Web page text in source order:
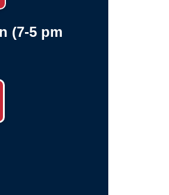
(7-5 pm